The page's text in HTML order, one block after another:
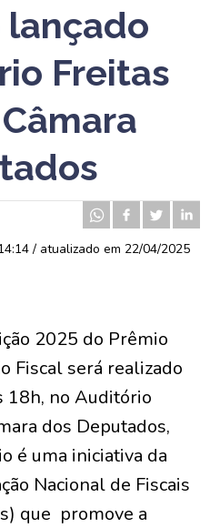
lançado
Freitas
/ atualizado em 22/04/2025
2025 do Prêmio
Fiscal será realizado
18h, no Auditório
dos Deputados,
é uma iniciativa da
Nacional de Fiscais
que promove a